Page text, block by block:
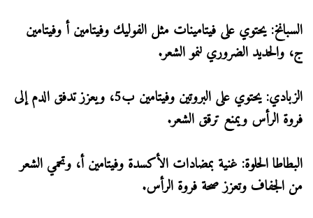
السبانخ: يحتوي على فيتامينات مثل الفوليك وفيتامين أ وفيتامين
ج، والحديد الضروري لنمو الشعر.
الزبادي: يحتوي على البروتين وفيتامين ب5، ويعزز تدفق الدم إلى
فروة الرأس ويمنع ترقق الشعر.
البطاطا الحلوة: غنية بمضادات الأكسدة وفيتامين أ، وتحمي الشعر
من الجفاف وتعزز صحة فروة الرأس.